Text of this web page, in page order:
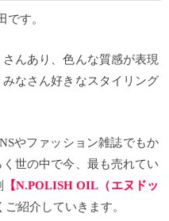
です。
んあり、色んな質感が表現
なさん好きなスタイリング
やファッション雑誌でもか
世の中で今、最も売れてい
【N.POLISH OIL（エヌドッ
ご紹介していきます。